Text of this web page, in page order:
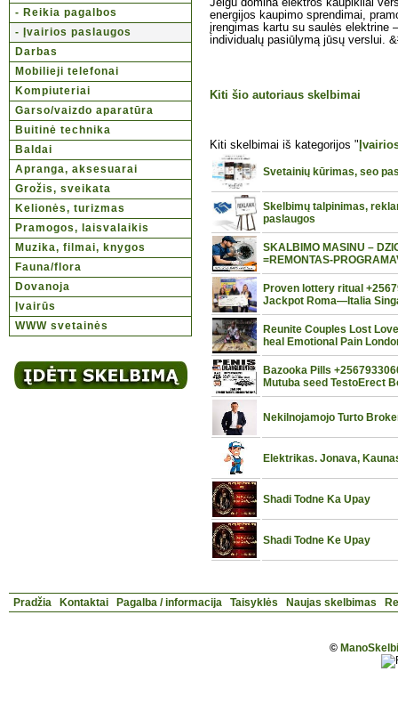
- Reikia pagalbos
- Įvairios paslaugos
Darbas
Mobilieji telefonai
Kompiuteriai
Garso/vaizdo aparatūra
Buitinė technika
Baldai
Apranga, aksesuarai
Grožis, sveikata
Kelionės, turizmas
Pramogos, laisvalaikis
Muzika, filmai, knygos
Fauna/flora
Dovanoja
Įvairūs
WWW svetainės
Jeigu domina elektros kaupikliai
energijos kaupimo sprendimai,
įrengimas kartu su saulės elektrine
individualų pasiūlymą jūsų verslui.
Kiti šio autoriaus skelbimai
Kiti skelbimai iš kategorijos "
Svetainių kūrimas, seo
Skelbimų talpinimas,
paslaugos
SKALBIMO MASINU –
=REMONTAS-
Proven lottery ritual
Jackpot Roma—Italia
Reunite Couples Lost
heal Emotional Pain
Bazooka Pills
Mutuba seed TestoErect
Nekilnojamojo Turto
Elektrikas. Jonava,
Shadi Todne Ka Upay
Shadi Todne Ke Upay
Pradžia Kontaktai Pagalba / informacija Taisyklės Naujas skelbimas
©